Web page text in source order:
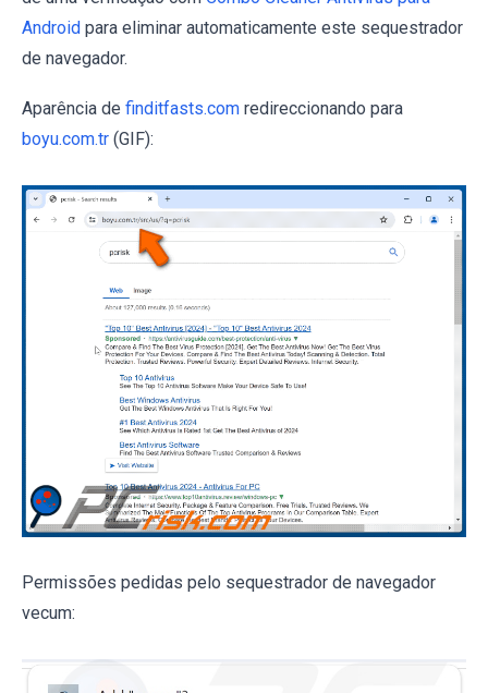
Android para eliminar automaticamente este sequestrador
de navegador.
Aparência de finditfasts.com redireccionando para
boyu.com.tr (GIF):
Permissões pedidas pelo sequestrador de navegador
vecum: